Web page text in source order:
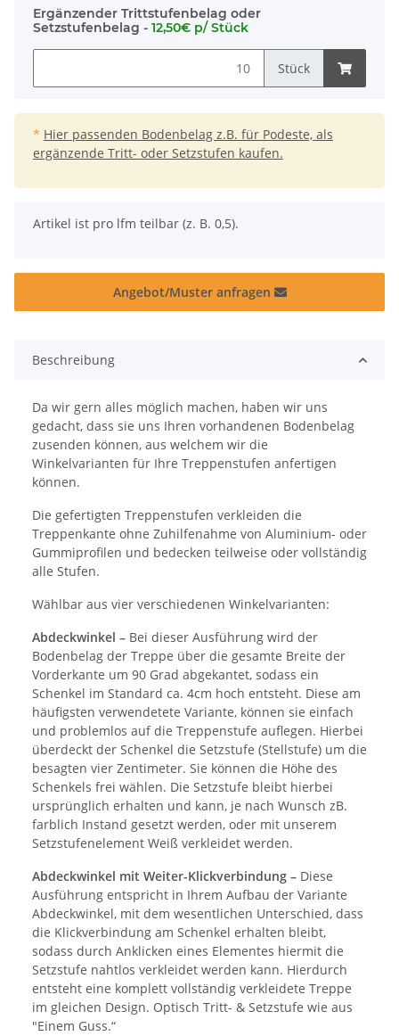
Ergänzender Trittstufenbelag oder
Setzstufenbelag - 12,50€ p/ Stück
Stück
* Hier passenden Bodenbelag z.B. für Podeste, als
ergänzende Tritt- oder Setzstufen kaufen.
x
Artikel ist pro lfm teilbar (z. B. 0,5).
Angebot/Muster anfragen
Beschreibung
Da wir gern alles möglich machen, haben wir uns
gedacht, dass sie uns Ihren vorhandenen Bodenbelag
zusenden können, aus welchem wir die
Winkelvarianten für Ihre Treppenstufen anfertigen
können.
Die gefertigten Treppenstufen verkleiden die
Treppenkante ohne Zuhilfenahme von Aluminium- oder
Gummiprofilen und bedecken teilweise oder vollständig
alle Stufen.
Wählbar aus vier verschiedenen Winkelvarianten:
Abdeckwinkel – Bei dieser Ausführung wird der
Bodenbelag der Treppe über die gesamte Breite der
Vorderkante um 90 Grad abgekantet, sodass ein
Schenkel im Standard ca. 4cm hoch entsteht. Diese am
häufigsten verwendetete Variante, können sie einfach
und problemlos auf die Treppenstufe auflegen. Hierbei
überdeckt der Schenkel die Setzstufe (Stellstufe) um die
besagten vier Zentimeter. Sie können die Höhe des
Schenkels frei wählen. Die Setzstufe bleibt hierbei
ursprünglich erhalten und kann, je nach Wunsch zB.
farblich Instand gesetzt werden, oder mit unserem
Setzstufenelement Weiß verkleidet werden.
Abdeckwinkel mit Weiter-Klickverbindung – Diese
Ausführung entspricht in Ihrem Aufbau der Variante
Abdeckwinkel, mit dem wesentlichen Unterschied, dass
die Klickverbindung am Schenkel erhalten bleibt,
sodass durch Anklicken eines Elementes hiermit die
Setzstufe nahtlos verkleidet werden kann. Hierdurch
entsteht eine komplett vollständig verkleidete Treppe
im gleichen Design. Optisch Tritt- & Setzstufe wie aus
"Einem Guss.“